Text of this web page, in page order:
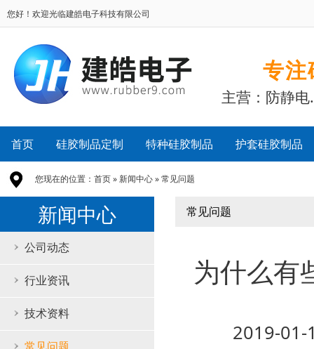
您好！欢迎光临建皓电子科技有限公司
专注
主营：防静
首页 硅胶制品定制 特种硅胶制品 护套硅胶制品
您现在的位置： 首页» 新闻中心»常见问题
新闻中心
公司动态
行业资讯
技术资料
常见问题
为什么有
2019-01-